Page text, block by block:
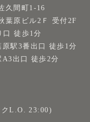
久間町1-16
葉原ビル2Ｆ 受付2F
口 徒歩1分
駅3番出口 徒歩1分
出口 徒歩2分
L.O. 23:00)